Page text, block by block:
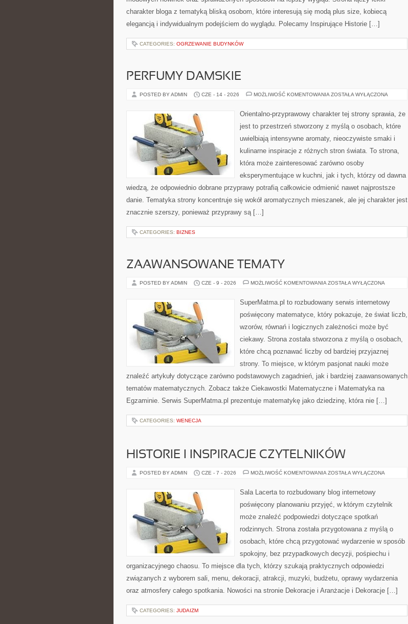
charakter bloga z tematyką bliską osobom, które interesują się modą plus size, kobiecą
elegancją i indywidualnym podejściem do wyglądu. Polecamy Inspirujące Historie […]
CATEGORIES: OGRZEWANIE BUDYNKÓW
PERFUMY DAMSKIE
POSTED BY ADMIN CZE - 14 - 2026 MOŻLIWOŚĆ KOMENTOWANIA PERFUMY
ZOSTAŁA WYŁĄCZONA
Orientalno-przyprawowy charakter tej strony sprawia, że
jest to przestrzeń stworzony z myślą o osobach, które
uwielbiają intensywne aromaty, nieoczywiste smaki i
kulinarne inspiracje z różnych stron świata. To strona,
która może zainteresować zarówno osoby
eksperymentujące w kuchni, jak i tych, którzy od dawna
wiedzą, że odpowiednio dobrane przyprawy potrafią całkowicie odmienić nawet najprostsze
danie. Tematyka strony koncentruje się wokół aromatycznych mieszanek, ale jej charakter jest
znacznie szerszy, ponieważ przyprawy są […]
CATEGORIES: BIZNES
ZAAWANSOWANE TEMATY
POSTED BY ADMIN CZE - 9 - 2026 MOŻLIWOŚĆ KOMENTOWANIA ZAAWANSOWANE
ZOSTAŁA WYŁĄCZONA
SuperMatma.pl to rozbudowany serwis internetowy
poświęcony matematyce, który pokazuje, że świat liczb,
wzorów, równań i logicznych zależności może być
ciekawy. Strona została stworzona z myślą o osobach,
które chcą poznawać liczby od bardziej przyjaznej
strony. To miejsce, w którym pasjonat nauki może
znaleźć artykuły dotyczące zarówno podstawowych zagadnień, jak i bardziej zaawansowanych
tematów matematycznych. Zobacz także Ciekawostki Matematyczne i Matematyka na
Egzaminie. Serwis SuperMatma.pl prezentuje matematykę jako dziedzinę, która nie […]
CATEGORIES: WENECJA
HISTORIE I INSPIRACJE CZYTELNIKÓW
POSTED BY ADMIN CZE - 7 - 2026 MOŻLIWOŚĆ KOMENTOWANIA HISTORIE
CZYTELNIKÓW
ZOSTAŁA WYŁĄCZONA
Sala Lacerta to rozbudowany blog internetowy
poświęcony planowaniu przyjęć, w którym czytelnik
może znaleźć podpowiedzi dotyczące spotkań
rodzinnych. Strona została przygotowana z myślą o
osobach, które chcą przygotować wydarzenie w sposób
spokojny, bez przypadkowych decyzji, pośpiechu i
organizacyjnego chaosu. To miejsce dla tych, którzy szukają praktycznych odpowiedzi
związanych z wyborem sali, menu, dekoracji, atrakcji, muzyki, budżetu, oprawy wydarzenia
oraz atmosfery całego spotkania. Nowości na stronie Dekoracje i Aranżacje i Dekoracje […]
CATEGORIES: JUDAIZM